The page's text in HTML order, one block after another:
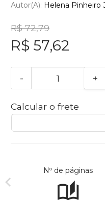
Autor(a): Helena Pinheiro
R$ 72,79
R$ 57,62
- +
Calcular o frete
Nº de páginas